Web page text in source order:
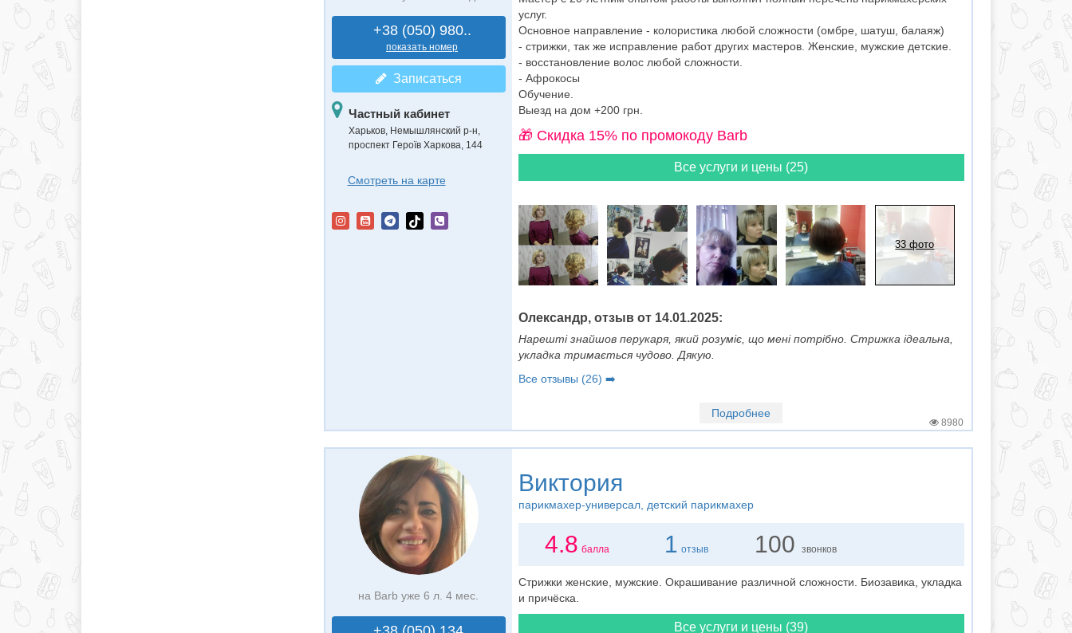
+38 (050) 980..
показать номер
Записаться
Частный кабинет
Харьков, Немышлянский р-н,
проспект Героїв Харкова, 144
Смотреть на карте
услуг.
Основное направление - колористика любой сложности (омбре, шатуш, балаяж)
- стрижки, так же исправление работ других мастеров. Женские, мужские детские.
- восстановление волос любой сложности.
- Афрокосы
Обучение.
Выезд на дом +200 грн.
🎁 Cкидка 15% по промокоду Barb
Все услуги и цены (25)
33 фото
Олександр, отзыв от 14.01.2025:
Нарешті знайшов перукаря, який розуміє, що мені потрібно. Стрижка ідеальна,
укладка тримається чудово. Дякую.
Все отзывы (26) ➡️
Подробнее
8980
на Barb уже 6 л. 4 мес.
Виктория
парикмахер-универсал, детский парикмахер
4.8 балла 1 отзыв 100 звонков
Стрижки женские, мужские. Окрашивание различной сложности. Биозавика, укладка
и причёска.
Все услуги и цены (39)